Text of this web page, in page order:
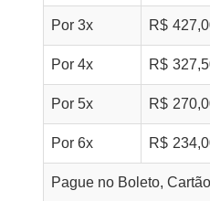
Por 3x R$
Por 4x R$
Por 5x R$
Por 6x R$
Pague no Boleto,